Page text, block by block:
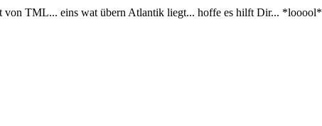
von TML... eins wat übern Atlantik liegt... hoffe es hilft Dir... *looool*